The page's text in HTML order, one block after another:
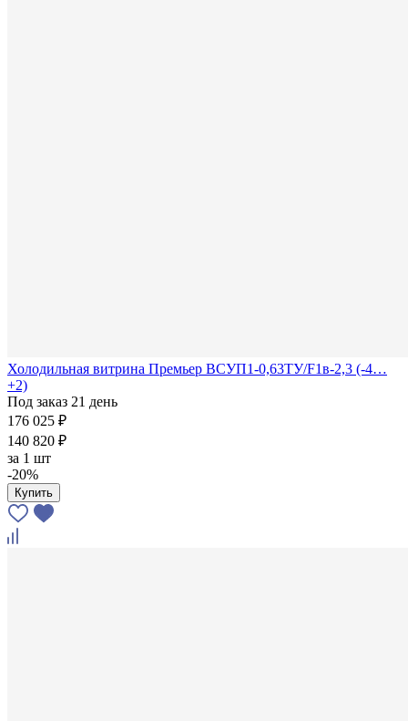
Холодильная витрина Премьер ВСУП1-0,63ТУ/F1в-2,3 (-4…
+2)
Под заказ 21 день
176 025 ₽
140 820 ₽
за 1 шт
-20%
Купить